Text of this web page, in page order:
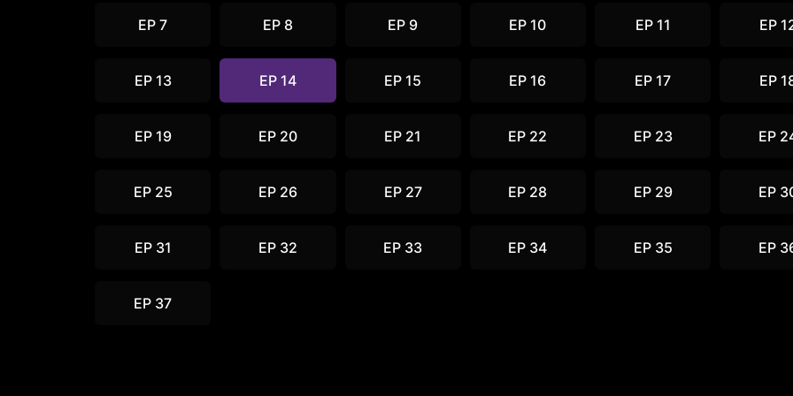
EP 7 EP 8 EP 9 EP 10 EP 11 EP
EP 13 EP 14 EP 15 EP 16 EP 17 EP
EP 19 EP 20 EP 21 EP 22 EP 23 EP
EP 25 EP 26 EP 27 EP 28 EP 29 EP
EP 31 EP 32 EP 33 EP 34 EP 35 EP
EP 37